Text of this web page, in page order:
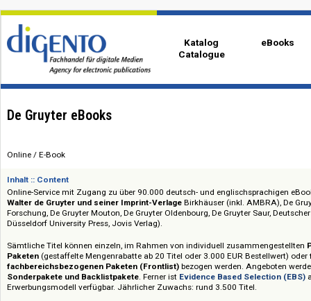
Katalog
Catalogue
De Gruyter eBooks
Inhalt :: Content
Online-Service mit Zugang zu über 90.000 deutsch- und
Walter de Gruyter und seiner Imprint-Verlage
Düsseldorf University Press, Jovis Verlag).
Sämtliche Titel können einzeln, im Rahmen von individuell
Paketen(gestaffelte Mengenrabatte ab 20 Titel oder 3.000 EUR